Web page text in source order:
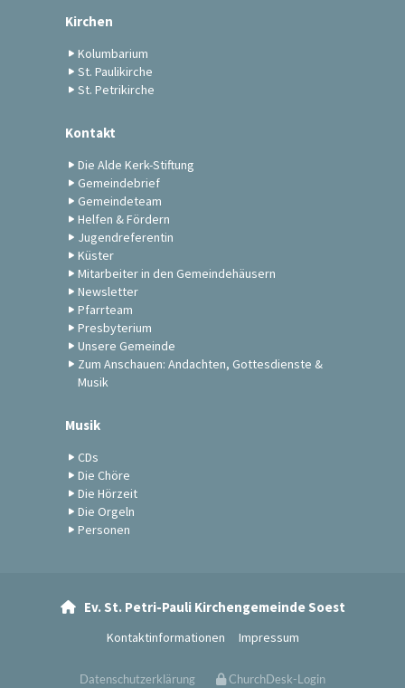
Kirchen
Kolumbarium
St. Paulikirche
St. Petrikirche
Kontakt
Die Alde Kerk-Stiftung
Gemeindebrief
Gemeindeteam
Helfen & Fördern
Jugendreferentin
Küster
Mitarbeiter in den Gemeindehäusern
Newsletter
Pfarrteam
Presbyterium
Unsere Gemeinde
Zum Anschauen: Andachten, Gottesdienste &
Musik
Musik
CDs
Die Chöre
Die Hörzeit
Die Orgeln
Personen
Ev. St. Petri-Pauli Kirchengemeinde Soest
Kontaktinformationen Impressum
Datenschutzerklärung ChurchDesk-Login